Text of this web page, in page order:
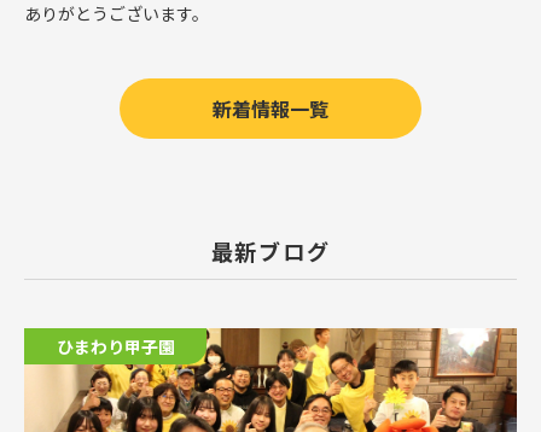
ありがとうございます。
新着情報一覧
最新ブログ
ひまわり甲子園